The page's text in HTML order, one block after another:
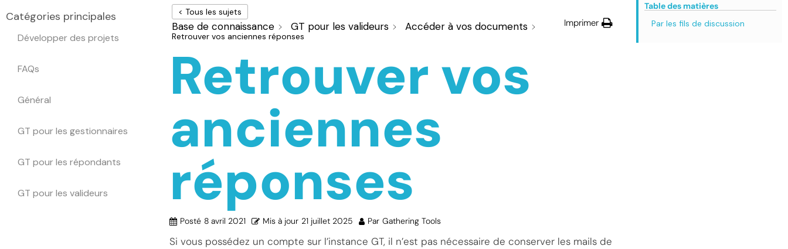
Catégories principales
Développer des projets
FAQs
Général
GT pour les gestionnaires
GT pour les répondants
GT pour les valideurs
< Tous les sujets
Base de connaissance GT pour les valideurs Accéder à vos documents
Retrouver vos anciennes réponses
Imprimer
Retrouver vos
anciennes
réponses
Posté 8 avril 2021 Mis à jour 21 juillet 2025 Par Gathering Tools
Si vous possédez un compte sur l’instance GT, il n’est pas nécessaire de conserver les mails de
Table des matières
Par les fils de discussion